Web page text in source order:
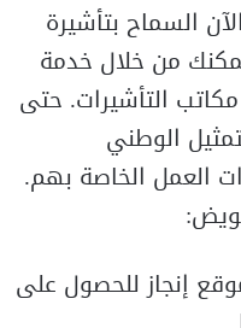
السماح بتأشيرة
يمكنك من خلال خدمة
التأشيرات. حتى
الوطني
العمل الخاصة بهم.
إنجاز للحصول على